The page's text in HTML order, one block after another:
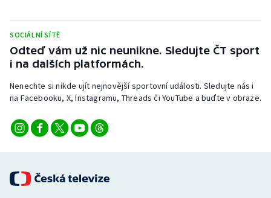
SOCIÁLNÍ SÍTĚ
Odteď vám už nic neunikne. Sledujte ČT sport
i na dalších platformách.
Nenechte si nikde ujít nejnovější sportovní události. Sledujte nás i
na Facebooku, X, Instagramu, Threads či YouTube a buďte v obraze.